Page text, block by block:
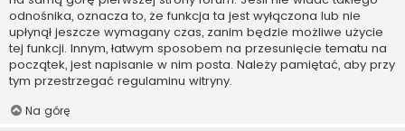
odnośnika, oznacza to, że funkcja ta jest wyłączona lub nie
upłynął jeszcze wymagany czas, zanim będzie możliwe użycie
tej funkcji. Innym, łatwym sposobem na przesunięcie tematu na
początek, jest napisanie w nim posta. Należy pamiętać, aby przy
tym przestrzegać regulaminu witryny.
Na górę